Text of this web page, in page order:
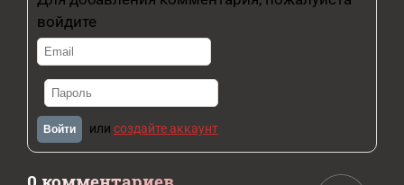
войдите
Войти или создайте аккаунт